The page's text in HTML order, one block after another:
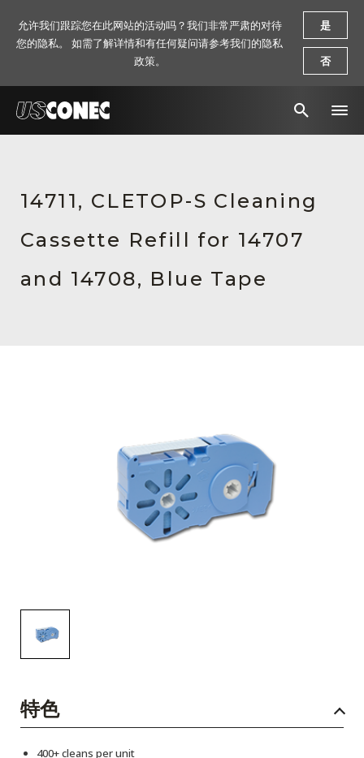
14711, CLETOP-S Cleaning
Cassette Refill for 14707
and 14708, Blue Tape
特色
400+ cleans per unit
允许我们跟踪您在此网站的活动吗？我们非常严肃的对待
您的隐私。 如需了解详情和有任何疑问请参考我们的隐私
政策。
是
否